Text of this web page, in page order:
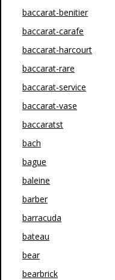
baccarat-benitier
baccarat-carafe
baccarat-harcourt
baccarat-rare
baccarat-service
baccarat-vase
baccaratst
bach
bague
baleine
barber
barracuda
bateau
bear
bearbrick